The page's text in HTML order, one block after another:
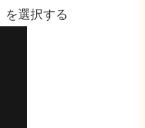
を選択する